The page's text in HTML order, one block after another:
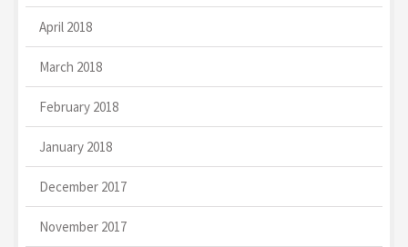
April 2018
March 2018
February 2018
January 2018
December 2017
November 2017